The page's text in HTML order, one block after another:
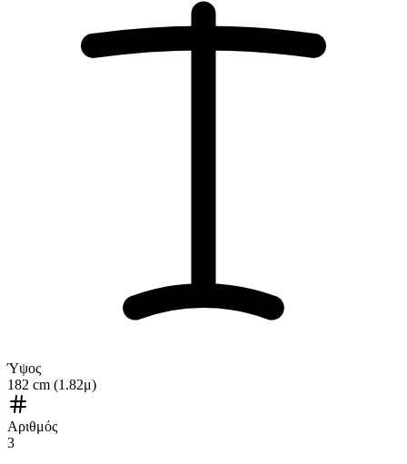
Ύψος
182 cm (1.82μ)
Αριθμός
3